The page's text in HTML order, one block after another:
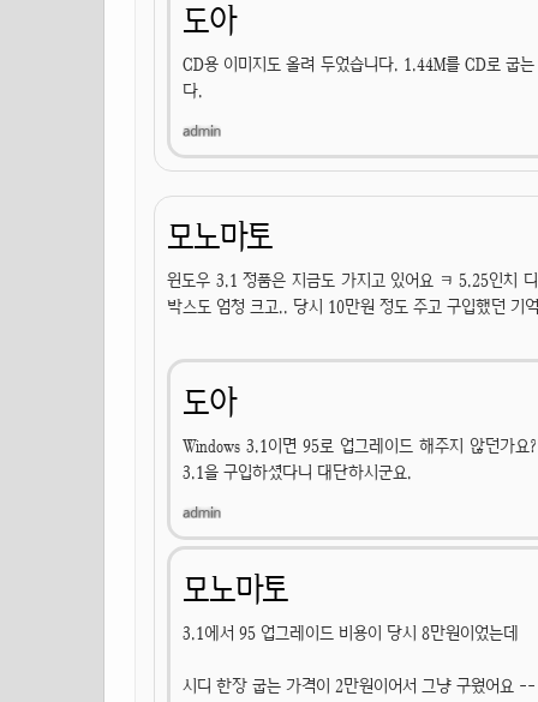
도아
CD용 이미지도 올려 두었습니다. 1.44M를 CD로 굽
다.
모노마토
윈도우 3.1 정품은 지금도 가지고 있어요 ㅋ 5.25인치
박스도 엄청 크고.. 당시 10만원 정도 주고 구입했던 기
도아
Windows 3.1이면 95로 업그레이드 해주지 않던가
3.1을 구입하셨다니 대단하시군요.
모노마토
3.1에서 95 업그레이드 비용이 당시 8만원이었는데
시디 한장 굽는 가격이 2만원이어서 그냥 구웠어요